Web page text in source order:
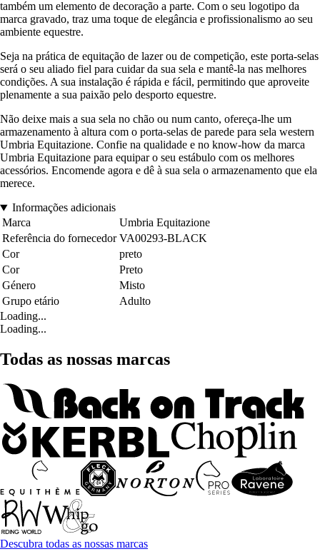
também um elemento de decoração a parte. Com o seu logotipo da
marca gravado, traz uma toque de elegância e profissionalismo ao seu
ambiente equestre.
Seja na prática de equitação de lazer ou de competição, este porta-selas
será o seu aliado fiel para cuidar da sua sela e mantê-la nas melhores
condições. A sua instalação é rápida e fácil, permitindo que aproveite
plenamente a sua paixão pelo desporto equestre.
Não deixe mais a sua sela no chão ou num canto, ofereça-lhe um
armazenamento à altura com o porta-selas de parede para sela western
Umbria Equitazione. Confie na qualidade e no know-how da marca
Umbria Equitazione para equipar o seu estábulo com os melhores
acessórios. Encomende agora e dê à sua sela o armazenamento que ela
merece.
Informações adicionais
Marca
Umbria Equitazione
Referência do fornecedor VA00293-BLACK
Cor
preto
Cor
Preto
Género
Misto
Grupo etário
Adulto
Loading...
Loading...
Todas as nossas marcas
Descubra todas as nossas marcas